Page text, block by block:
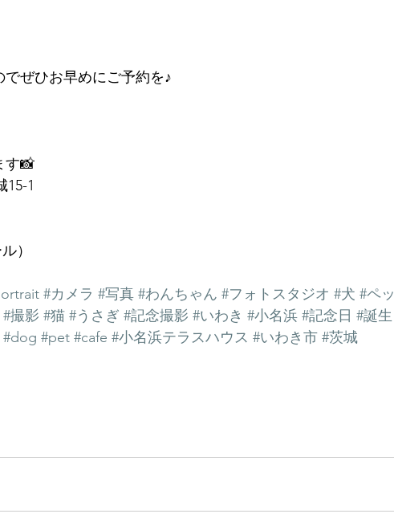
ぜひお早めにご予約を♪
す📸
15-1
）
#カメラ #写真 #わんちゃん #フォトスタジオ #犬 #ペッ
#撮影 #猫 #うさぎ #記念撮影 #いわき #小名浜 #記念日 #誕生
#dog #pet #cafe #小名浜テラスハウス #いわき市 #茨城